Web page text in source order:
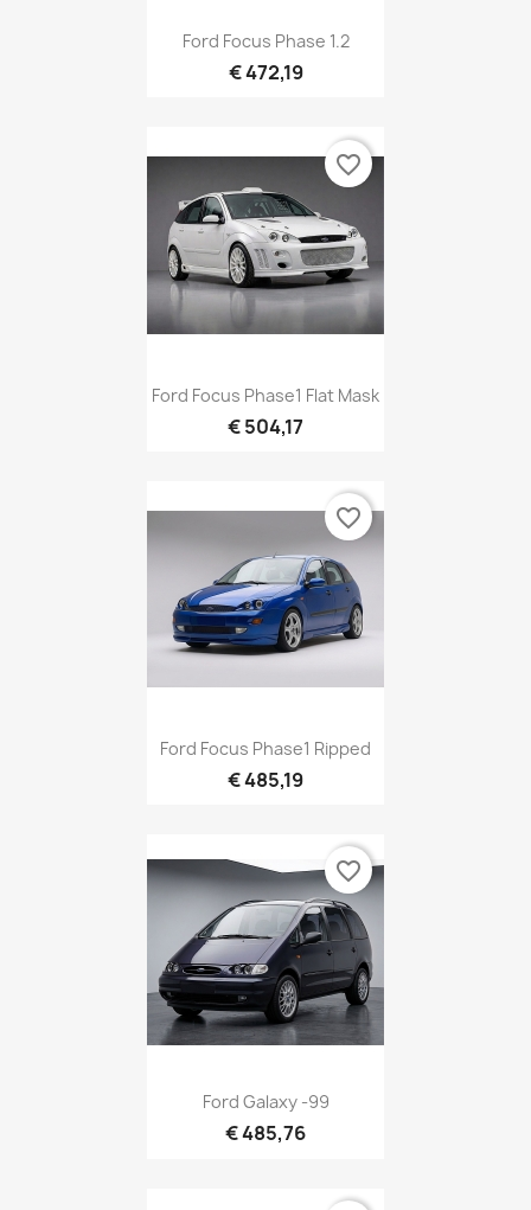
Ford Focus Phase 1.2
€ 472,19
Ford Focus Phase1 Flat Mask
€ 504,17
favorite_border
Ford Focus Phase1 Ripped
€ 485,19
favorite_border
Ford Galaxy -99
€ 485,76
favorite_border